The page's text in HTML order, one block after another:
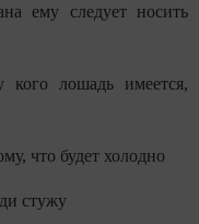
ему следует носить
кого лошадь имеется,
что будет холодно
стужу